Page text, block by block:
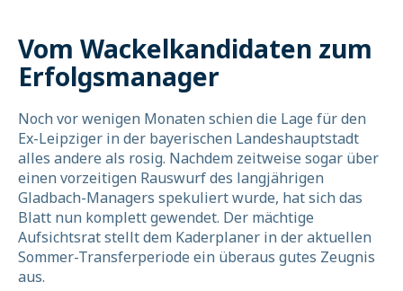
Vom Wackelkandidaten zum
Erfolgsmanager
Noch vor wenigen Monaten schien die Lage für den
Ex-Leipziger in der bayerischen Landeshauptstadt
alles andere als rosig. Nachdem zeitweise sogar über
einen vorzeitigen Rauswurf des langjährigen
Gladbach-Managers spekuliert wurde, hat sich das
Blatt nun komplett gewendet. Der mächtige
Aufsichtsrat stellt dem Kaderplaner in der aktuellen
Sommer-Transferperiode ein überaus gutes Zeugnis
aus.